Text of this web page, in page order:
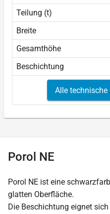
Teilung (t)
Breite
Gesamthöhe
Beschichtung
Alle
Porol NE
Porol NE ist eine
glatten Oberfläche.
Die Beschichtung eignet